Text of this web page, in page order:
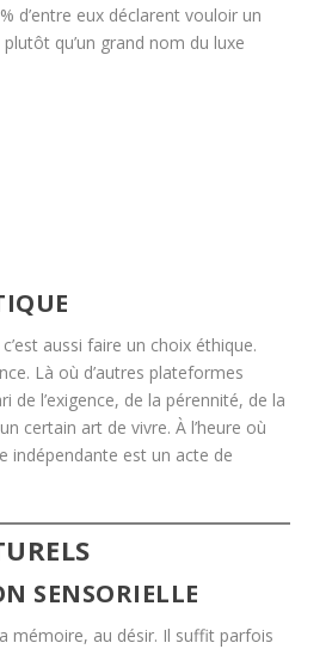
d’entre eux déclarent vouloir un
qu’un grand nom du luxe
c’est aussi faire un choix éthique.
Là où d’autres plateformes
l’exigence, de la pérennité, de la
certain art de vivre. À l’heure où
indépendante est un acte de
SENSORIELLE
mémoire, au désir. Il suffit parfois